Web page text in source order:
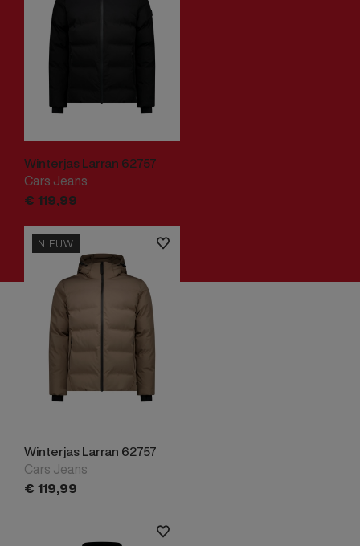
Winterjas Larran 62757
Cars Jeans
€ 119,99
NIEUW
Winterjas Larran 62757
Cars Jeans
€ 119,99